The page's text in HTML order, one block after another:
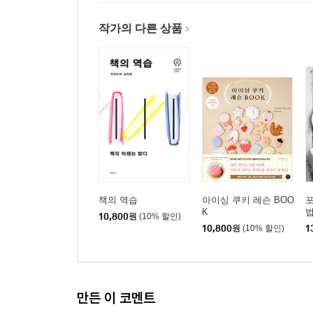
작가의 다른 상품
책의 역습
10,800원 (10% 할인)
아이싱 쿠키 레슨 BOO
K
10,800원 (10% 할인)
만든 이 코멘트